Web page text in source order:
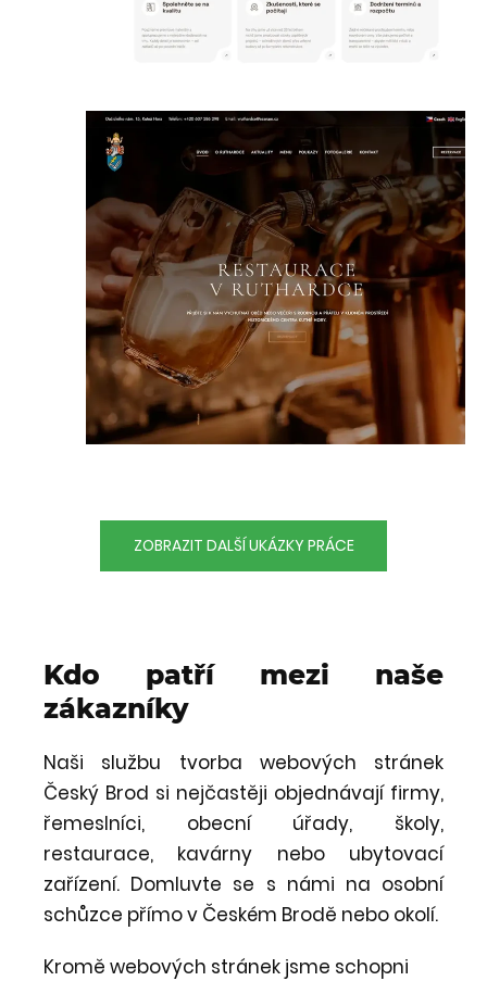
ZOBRAZIT DALŠÍ UKÁZKY PRÁCE
Kdo patří mezi naše
zákazníky
Naši službu tvorba webových stránek
Český Brod si nejčastěji objednávají firmy,
řemeslníci, obecní úřady, školy,
restaurace, kavárny nebo ubytovací
zařízení. Domluvte se s námi na osobní
schůzce přímo v Českém Brodě nebo okolí.
Kromě webových stránek jsme schopni